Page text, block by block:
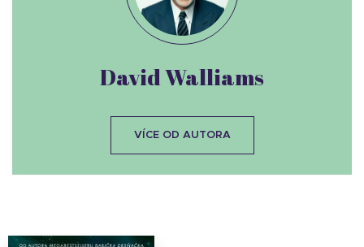
David Walliams
VÍCE OD AUTORA